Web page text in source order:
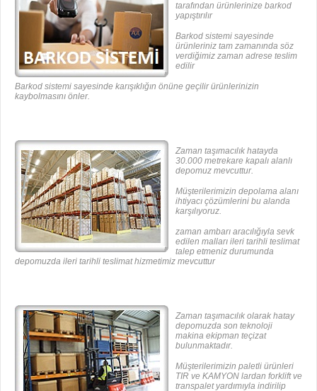
tarafından ürünlerinize barkod
yapıştırılır
Barkod sistemi sayesinde
ürünleriniz tam zamanında söz
verdiğimiz zaman adrese teslim
edilir
Barkod sistemi sayesinde karışıklığın önüne geçilir ürünlerinizin
kaybolmasını önler.
Zaman taşımacılık hatayda
30.000 metrekare kapalı alanlı
depomuz mevcuttur.
Müşterilerimizin depolama alanı
ihtiyacı çözümlerini bu alanda
karşılıyoruz.
zaman ambarı aracılığıyla sevk
edilen malları ileri tarihli teslimat
talep etmeniz durumunda
depomuzda ileri tarihli teslimat hizmetimiz mevcuttur
Zaman taşımacılık olarak hatay
depomuzda son teknoloji
makina ekipman teçizat
bulunmaktadır.
Müşterilerimizin paletli ürünleri
TIR ve KAMYON lardan forklift ve
transpalet yardımıyla indirilip